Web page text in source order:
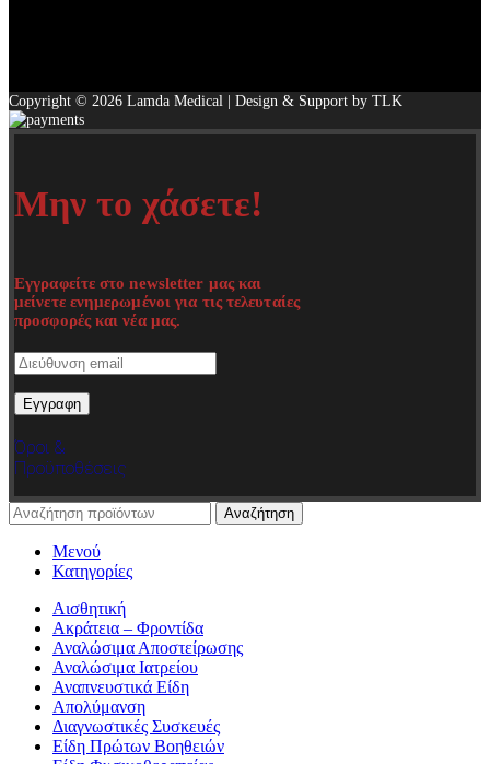
Copyright © 2026 Lamda Medical | Design & Support by TLK
Μην το χάσετε!
Εγγραφείτε στο newsletter μας και
μείνετε ενημερωμένοι για τις τελευταίες
προσφορές και νέα μας.
Όροι &
Προϋποθέσεις
Αναζήτηση
Μενού
Κατηγορίες
Αισθητική
Ακράτεια – Φροντίδα
Αναλώσιμα Αποστείρωσης
Αναλώσιμα Ιατρείου
Αναπνευστικά Είδη
Απολύμανση
Διαγνωστικές Συσκευές
Είδη Πρώτων Βοηθειών